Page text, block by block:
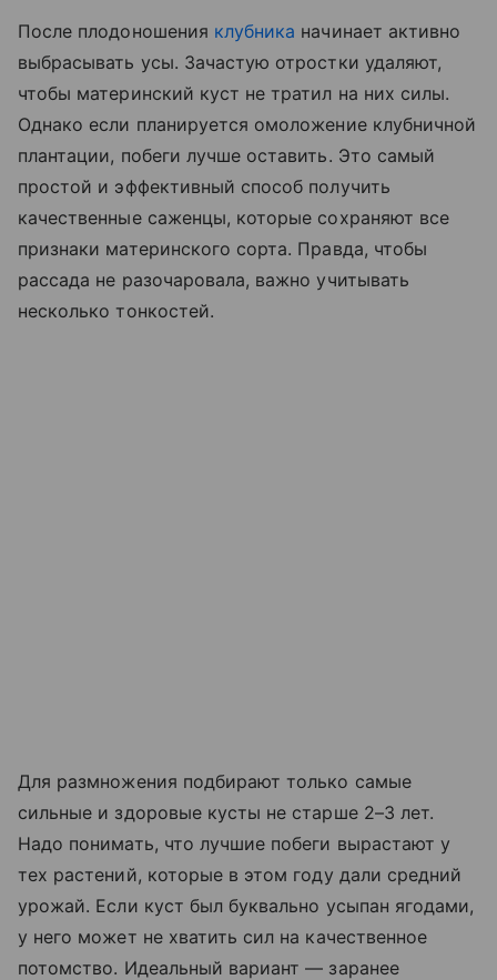
После плодоношения клубника начинает активно
выбрасывать усы. Зачастую отростки удаляют,
чтобы материнский куст не тратил на них силы.
Однако если планируется омоложение клубничной
плантации, побеги лучше оставить. Это самый
простой и эффективный способ получить
качественные саженцы, которые сохраняют все
признаки материнского сорта. Правда, чтобы
рассада не разочаровала, важно учитывать
несколько тонкостей.
Для размножения подбирают только самые
сильные и здоровые кусты не старше 2–3 лет.
Надо понимать, что лучшие побеги вырастают у
тех растений, которые в этом году дали средний
урожай. Если куст был буквально усыпан ягодами,
у него может не хватить сил на качественное
потомство. Идеальный вариант — заранее